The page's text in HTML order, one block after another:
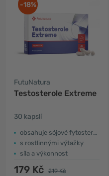
-18%
FutuNatura
Testosterole Extreme
30 kapslí
obsahuje sójové fytosteroly
s rostlinnými výtažky
síla a výkonnost
179 Kč 219 Kč